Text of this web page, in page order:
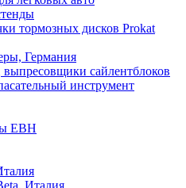
тормозных дисков Prokat
Германия
сайлентблоков
инструмент
EBH
Италия